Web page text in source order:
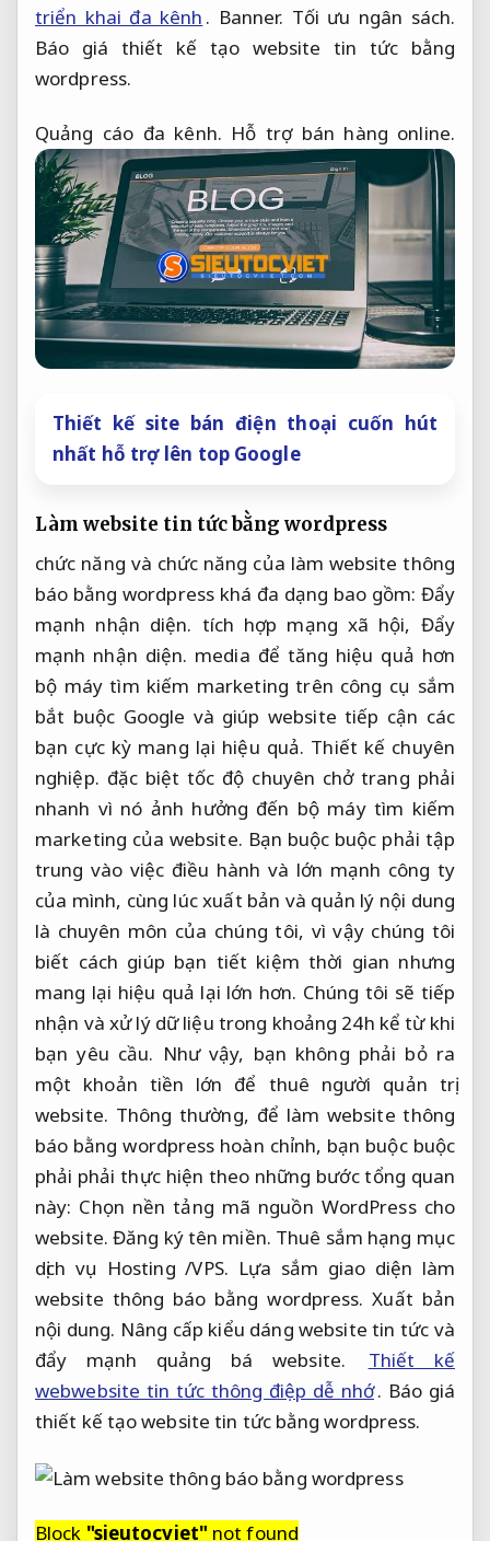
triển khai đa kênh . Banner. Tối ưu ngân sách.
Báo giá thiết kế tạo website tin tức bằng
wordpress.
Quảng cáo đa kênh. Hỗ trợ bán hàng online.
Thiết kế site bán điện thoại cuốn hút
nhất hỗ trợ lên top Google
Làm website tin tức bằng wordpress
chức năng và chức năng của làm website thông
báo bằng wordpress khá đa dạng bao gồm: Đẩy
mạnh nhận diện. tích hợp mạng xã hội, Đẩy
mạnh nhận diện. media để tăng hiệu quả hơn
bộ máy tìm kiếm marketing trên công cụ sắm
bắt buộc Google và giúp website tiếp cận các
bạn cực kỳ mang lại hiệu quả. Thiết kế chuyên
nghiệp. đặc biệt tốc độ chuyên chở trang phải
nhanh vì nó ảnh hưởng đến bộ máy tìm kiếm
marketing của website. Bạn buộc buộc phải tập
trung vào việc điều hành và lớn mạnh công ty
của mình, cùng lúc xuất bản và quản lý nội dung
là chuyên môn của chúng tôi, vì vậy chúng tôi
biết cách giúp bạn tiết kiệm thời gian nhưng
mang lại hiệu quả lại lớn hơn. Chúng tôi sẽ tiếp
nhận và xử lý dữ liệu trong khoảng 24h kể từ khi
bạn yêu cầu. Như vậy, bạn không phải bỏ ra
một khoản tiền lớn để thuê người quản trị
website. Thông thường, để làm website thông
báo bằng wordpress hoàn chỉnh, bạn buộc buộc
phải phải thực hiện theo những bước tổng quan
này: Chọn nền tảng mã nguồn WordPress cho
website. Đăng ký tên miền. Thuê sắm hạng mục
dịch vụ Hosting /VPS. Lựa sắm giao diện làm
website thông báo bằng wordpress. Xuất bản
nội dung. Nâng cấp kiểu dáng website tin tức và
đẩy mạnh quảng bá website.
Thiết kế
webwebsite tin tức thông điệp dễ nhớ. Báo giá
thiết kế tạo website tin tức bằng wordpress.
Block "sieutocviet" not found